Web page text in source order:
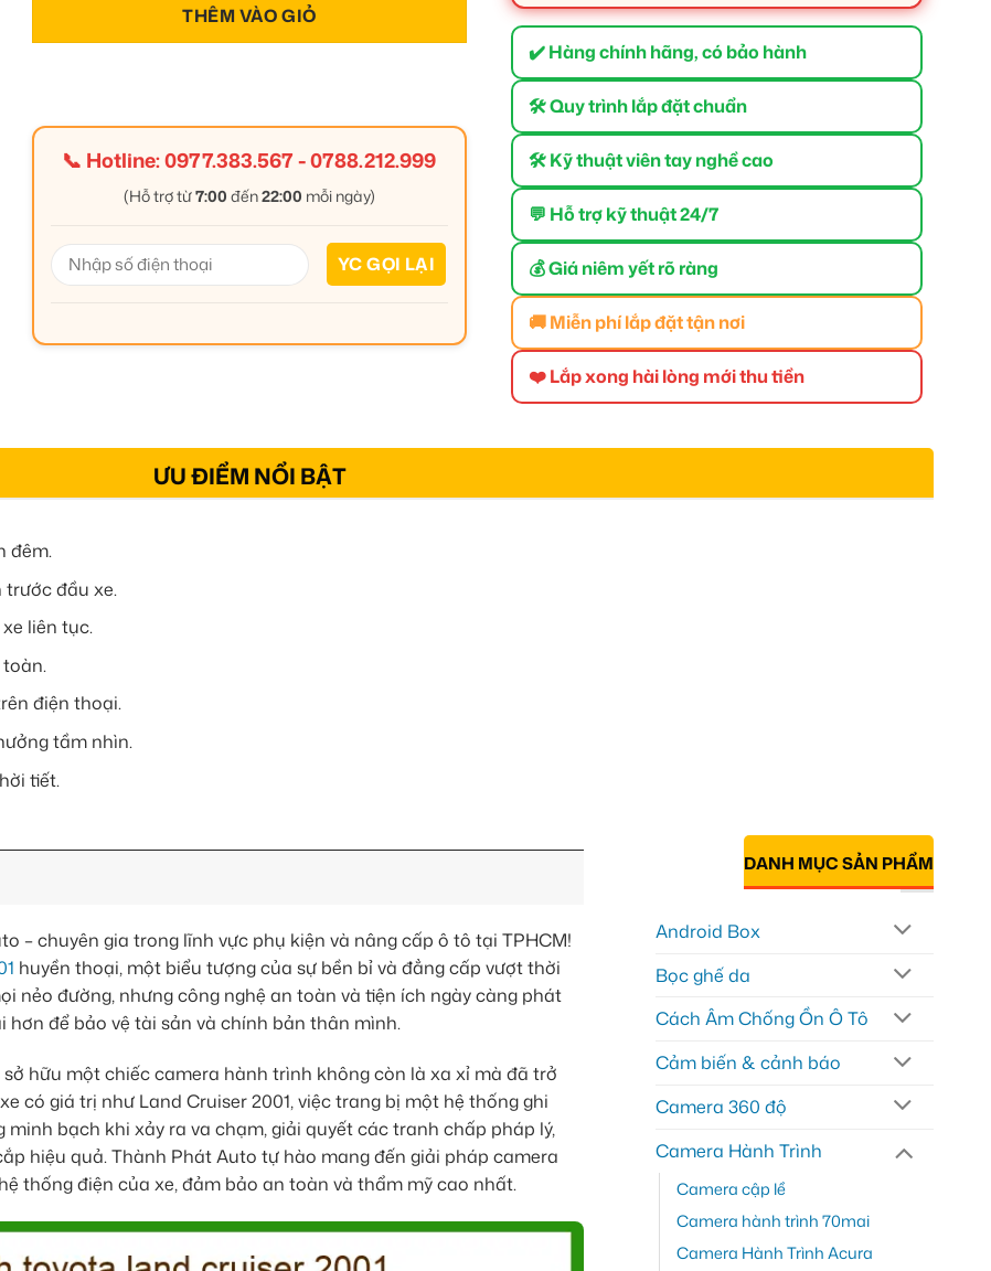
THÊM VÀO GIỎ
📞 Hotline:0977.383.567-0788.212.999
(Hỗ trợ từ7:00 đến22:00 mỗi ngày)
✔️ Hàng chính hãng, có bảo hành
🛠 Quy trình lắp đặt chuẩn
🛠 Kỹ thuật viên tay nghề cao
💬 Hỗ trợ kỹ thuật 24/7
💰 Giá niêm yết rõ ràng
🚚 Miễn phí lắp đặt tận nơi
❤️ Lắp xong hài lòng mới thu tiền
ƯU ĐIỂM NỔI BẬT
đêm.
trước đầu xe.
liên tục.
điện thoại.
tầm nhìn.
tiết.
– chuyên gia trong lĩnh vực phụ kiện và nâng cấp ô tô tại TPHCM!
huyền thoại, một biểu tượng của sự bền bỉ và đẳng cấp vượt thời
nẻo đường, nhưng công nghệ an toàn và tiện ích ngày càng phát
để bảo vệ tài sản và chính bản thân mình.
hữu một chiếc camera hành trình không còn là xa xỉ mà đã trở
có giá trị như Land Cruiser 2001, việc trang bị một hệ thống ghi
bạch khi xảy ra va chạm, giải quyết các tranh chấp pháp lý,
hiệu quả. Thành Phát Auto tự hào mang đến giải pháp camera
thống điện của xe, đảm bảo an toàn và thẩm mỹ cao nhất.
DANH MỤC SẢN PHẨM
Android Box
Bọc ghế da
Cách Âm Chống Ồn Ô Tô
Cảm biến & cảnh báo
Camera 360 độ
Camera Hành Trình
Camera cập lề
Camera hành trình 70mai
Camera Hành Trình Acura